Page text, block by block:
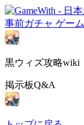
事前ガチャ ゲー
黒ウィズ攻略wiki
掲示板Q&A